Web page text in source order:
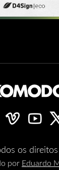
os
por Eduardo